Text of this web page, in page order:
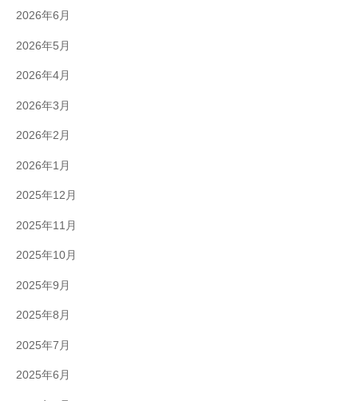
2026年6月
2026年5月
2026年4月
2026年3月
2026年2月
2026年1月
2025年12月
2025年11月
2025年10月
2025年9月
2025年8月
2025年7月
2025年6月